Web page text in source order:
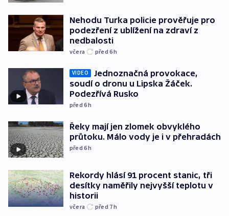
Nehodu Turka policie prověřuje pro
podezření z ublížení na zdraví z
nedbalosti
včera před 6h
VIDEO
Jednoznačná provokace,
soudí o dronu u Lipska Žáček.
Podezřívá Rusko
před 6h
Řeky mají jen zlomek obvyklého
průtoku. Málo vody je i v přehradách
před 6h
Rekordy hlásí 91 procent stanic, tři
desítky naměřily nejvyšší teplotu v
historii
včera před 7h